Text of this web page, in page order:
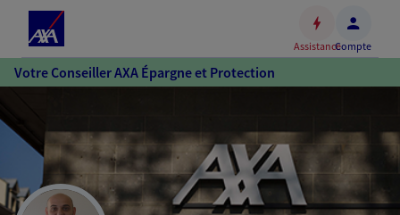
Accéder
au
Accéder
au
pied
de
AssistanceCompte
Votre Conseiller AXA Épargne et Protection